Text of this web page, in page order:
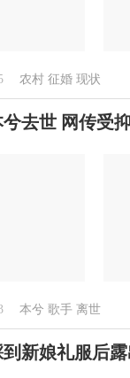
农村 征婚 现状
去世 网传受
本兮 歌手 离世
新娘礼服后